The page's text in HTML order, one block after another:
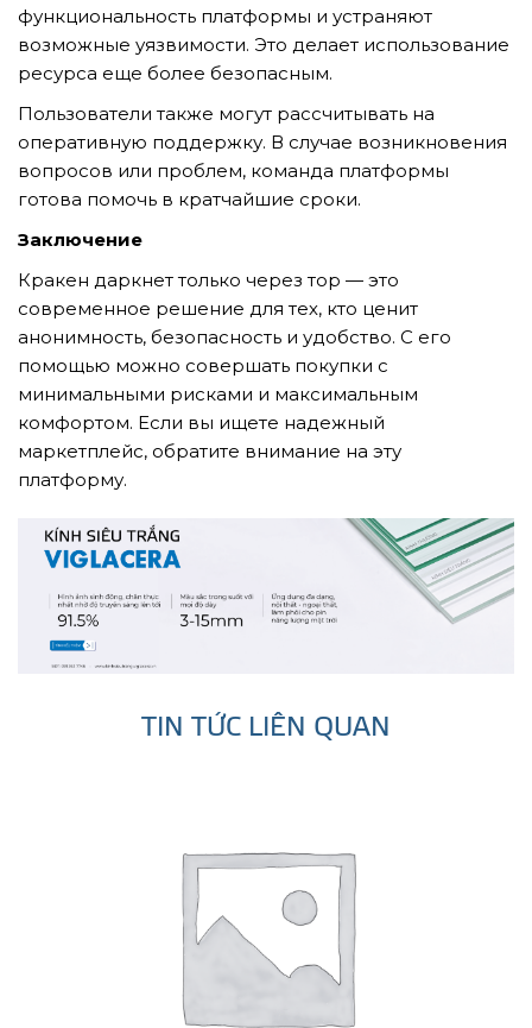
функциональность платформы и устраняют
возможные уязвимости. Это делает использование
ресурса еще более безопасным.
Пользователи также могут рассчитывать на
оперативную поддержку. В случае возникновения
вопросов или проблем, команда платформы
готова помочь в кратчайшие сроки.
Заключение
Кракен даркнет только через тор — это
современное решение для тех, кто ценит
анонимность, безопасность и удобство. С его
помощью можно совершать покупки с
минимальными рисками и максимальным
комфортом. Если вы ищете надежный
маркетплейс, обратите внимание на эту
платформу.
TIN TỨC LIÊN QUAN